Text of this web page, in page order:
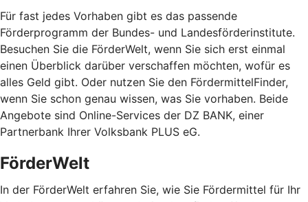
Für fast jedes Vorhaben gibt es das passende
Förderprogramm der Bundes- und Landesförderinstitute.
Besuchen Sie die FörderWelt, wenn Sie sich erst einmal
einen Überblick darüber verschaffen möchten, wofür es
alles Geld gibt. Oder nutzen Sie den FördermittelFinder,
wenn Sie schon genau wissen, was Sie vorhaben. Beide
Angebote sind Online-Services der DZ BANK, einer
Partnerbank Ihrer Volksbank PLUS eG.
FörderWelt
In der FörderWelt erfahren Sie, wie Sie Fördermittel für Ihr